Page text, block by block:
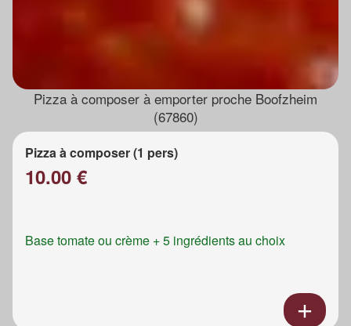
Pizza à composer à emporter proche Boofzheim
(67860)
Pizza à composer (1 pers)
10.00 €
Base tomate ou crème + 5 ingrédients au choix